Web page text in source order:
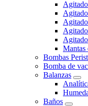
Mantas
Bombas
Bomba de
Balanzas
Baños